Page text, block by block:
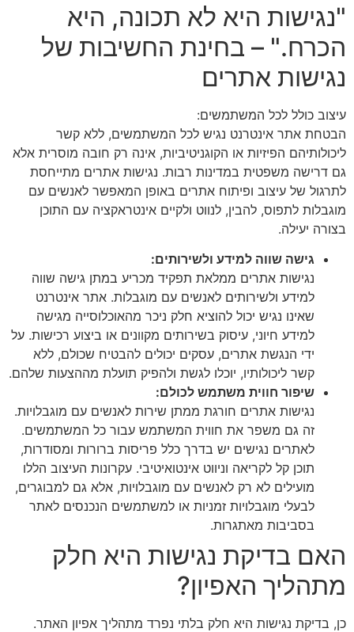
"נגישות היא לא תכונה, היא
הכרח." – בחינת החשיבות של
נגישות אתרים
עיצוב כולל לכל המשתמשים:
הבטחת אתר אינטרנט נגיש לכל המשתמשים, ללא קשר
ליכולותיהם הפיזיות או הקוגניטיביות, אינה רק חובה מוסרית אלא
גם דרישה משפטית במדינות רבות. נגישות אתרים מתייחסת
לתרגול של עיצוב ופיתוח אתרים באופן המאפשר לאנשים עם
מוגבלות לתפוס, להבין, לנווט ולקיים אינטראקציה עם התוכן
בצורה יעילה.
גישה שווה למידע ולשירותים:
נגישות אתרים ממלאת תפקיד מכריע במתן גישה שווה
למידע ולשירותים לאנשים עם מוגבלות. אתר אינטרנט
שאינו נגיש יכול להוציא חלק ניכר מהאוכלוסייה מגישה
למידע חיוני, עיסוק בשירותים מקוונים או ביצוע רכישות. על
ידי הנגשת אתרים, עסקים יכולים להבטיח שכולם, ללא
קשר ליכולותיו, יוכלו לגשת ולהפיק תועלת מההצעות שלהם.
שיפור חווית משתמש לכולם:
נגישות אתרים חורגת ממתן שירות לאנשים עם מוגבלויות.
זה גם משפר את חווית המשתמש עבור כל המשתמשים.
לאתרים נגישים יש בדרך כלל פריסות ברורות ומסודרות,
תוכן קל לקריאה וניווט אינטואיטיבי. עקרונות העיצוב הללו
מועילים לא רק לאנשים עם מוגבלויות, אלא גם למבוגרים,
לבעלי מוגבלויות זמניות או למשתמשים הנכנסים לאתר
בסביבות מאתגרות.
האם בדיקת נגישות היא חלק
מתהליך האפיון?
כן, בדיקת נגישות היא חלק בלתי נפרד מתהליך אפיון האתר.